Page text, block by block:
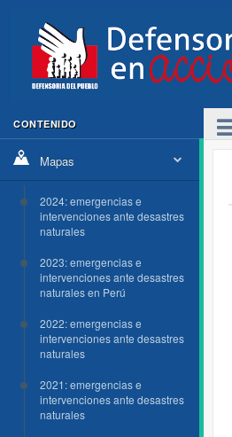
CONTENIDO
Mapas
2024: emergencias e
intervenciones ante desastres
naturales
2023: emergencias e
intervenciones ante desastres
naturales en Perú
2022: emergencias e
intervenciones ante desastres
naturales
2021: emergencias e
intervenciones ante desastres
naturales